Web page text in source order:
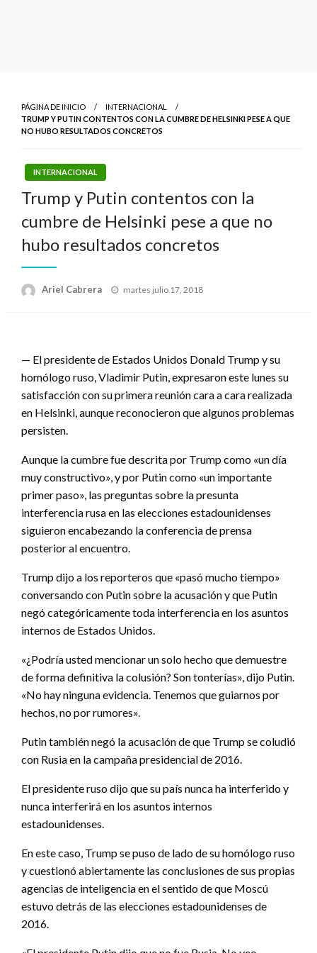
PÁGINA DE INICIO
INTERNACIONAL
TRUMP Y PUTIN CONTENTOS CON LA CUMBRE DE HELSINKI PESE A QUE
NO HUBO RESULTADOS CONCRETOS
INTERNACIONAL
Trump y Putin contentos con la
cumbre de Helsinki pese a que no
hubo resultados concretos
Ariel Cabrera
Publicado
martes julio 17, 2018
— El presidente de Estados Unidos Donald Trump y su
homólogo ruso, Vladimir Putin, expresaron este lunes su
satisfacción con su primera reunión cara a cara realizada
en Helsinki, aunque reconocieron que algunos problemas
persisten.
Aunque la cumbre fue descrita por Trump como «un día
muy constructivo», y por Putin como «un importante
primer paso», las preguntas sobre la presunta
interferencia rusa en las elecciones estadounidenses
siguieron encabezando la conferencia de prensa
posterior al encuentro.
Trump dijo a los reporteros que «pasó mucho tiempo»
conversando con Putin sobre la acusación y que Putin
negó categóricamente toda interferencia en los asuntos
internos de Estados Unidos.
«¿Podría usted mencionar un solo hecho que demuestre
de forma definitiva la colusión? Son tonterías», dijo Putin.
«No hay ninguna evidencia. Tenemos que guiarnos por
hechos, no por rumores».
Putin también negó la acusación de que Trump se coludió
con Rusia en la campaña presidencial de 2016.
El presidente ruso dijo que su país nunca ha interferido y
nunca interferirá en los asuntos internos
estadounidenses.
En este caso, Trump se puso de lado de su homólogo ruso
y cuestionó abiertamente las conclusiones de sus propias
agencias de inteligencia en el sentido de que Moscú
estuvo detrás de las elecciones estadounidenses de
2016.